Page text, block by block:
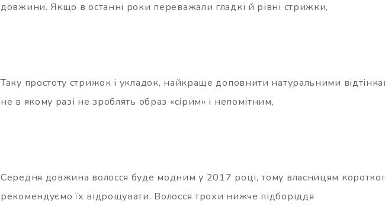
довжини. Якщо в останні роки переважали гладкі й рівні стрижки,
Таку простоту стрижок і укладок, найкраще доповнити натуральними
не в якому разі не зроблять образ «сірим» і непомітним,
Середня довжина волосся буде модним у 2017 році, тому власницям
рекомендуємо їх відрощувати. Волосся трохи нижче підборіддя